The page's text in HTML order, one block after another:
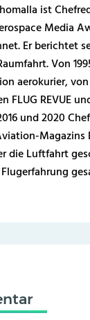
ist
Media
Er berichtet
Von
aerokurier,
FLUG REVUE
und 2020
Magazins
die Luftfahrt